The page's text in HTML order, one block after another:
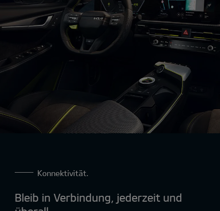
Konnektivität.
Bleib in Verbindung, jederzeit und